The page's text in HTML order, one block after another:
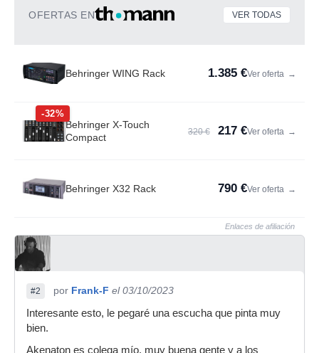
OFERTAS EN VER TODAS
Behringer WING Rack 1.385 €Ver oferta →
-32%
Behringer X-Touch
Compact
320 € 217 €Ver oferta →
Behringer X32 Rack 790 €Ver oferta →
Enlaces de afiliación
#2 por Frank-F el 03/10/2023
Interesante esto, le pegaré una escucha que pinta muy
bien.
Akenaton es colega mío, muy buena gente y a los